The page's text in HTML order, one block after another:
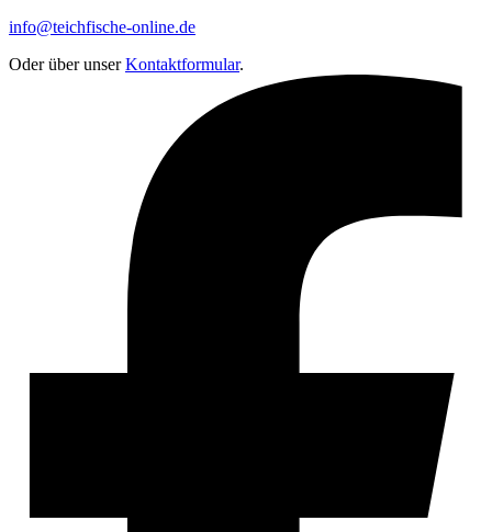
info@teichfische-online.de
Oder über unserKontaktformular.